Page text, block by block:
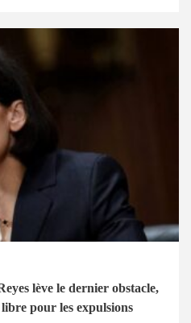
lève le dernier obstacle,
pour les expulsions